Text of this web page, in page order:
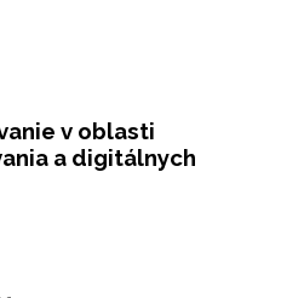
v oblasti
a digitálnych